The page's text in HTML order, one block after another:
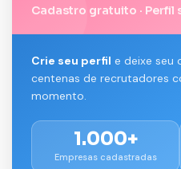
Cadastro gratuito · Perfil
Crie seu perfil e deixe seu
centenas de recrutadores
momento.
1.000+
Empresas cadastradas